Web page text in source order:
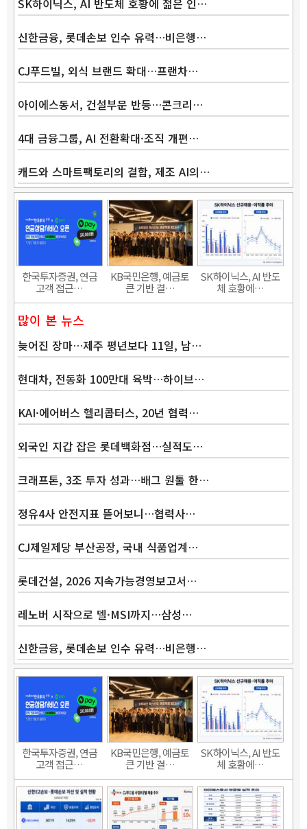
Band
신한금융, 롯데손보 인수 유력…비은행…
CJ푸드빌, 외식 브랜드 확대…프랜차…
아이에스동서, 건설부문 반등…콘크리…
4대 금융그룹, AI 전환확대·조직 개편…
캐드와 스마트팩토리의 결합, 제조 AI의…
한국투자증권, 연금
고객 접근…
KB국민은행, 예금토
큰 기반 결…
SK하이닉스, AI 반도
체 호황에…
많이 본 뉴스
늦어진 장마…제주 평년보다 11일, 남…
현대차, 전동화 100만대 육박…하이브…
KAI·에어버스 헬리콥터스, 20년 협력…
외국인 지갑 잡은 롯데백화점…실적도…
크래프톤, 3조 투자 성과…배그 원툴 한…
정유4사 안전지표 뜯어보니…협력사…
CJ제일제당 부산공장, 국내 식품업계…
롯데건설, 2026 지속가능경영보고서…
레노버 시작으로 델·MSI까지…삼성…
신한금융, 롯데손보 인수 유력…비은행…
한국투자증권, 연금
고객 접근…
KB국민은행, 예금토
큰 기반 결…
SK하이닉스, AI 반도
체 호황에…